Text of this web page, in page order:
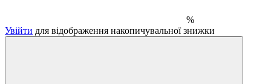
%
Увійти для відображення накопичувальної знижки